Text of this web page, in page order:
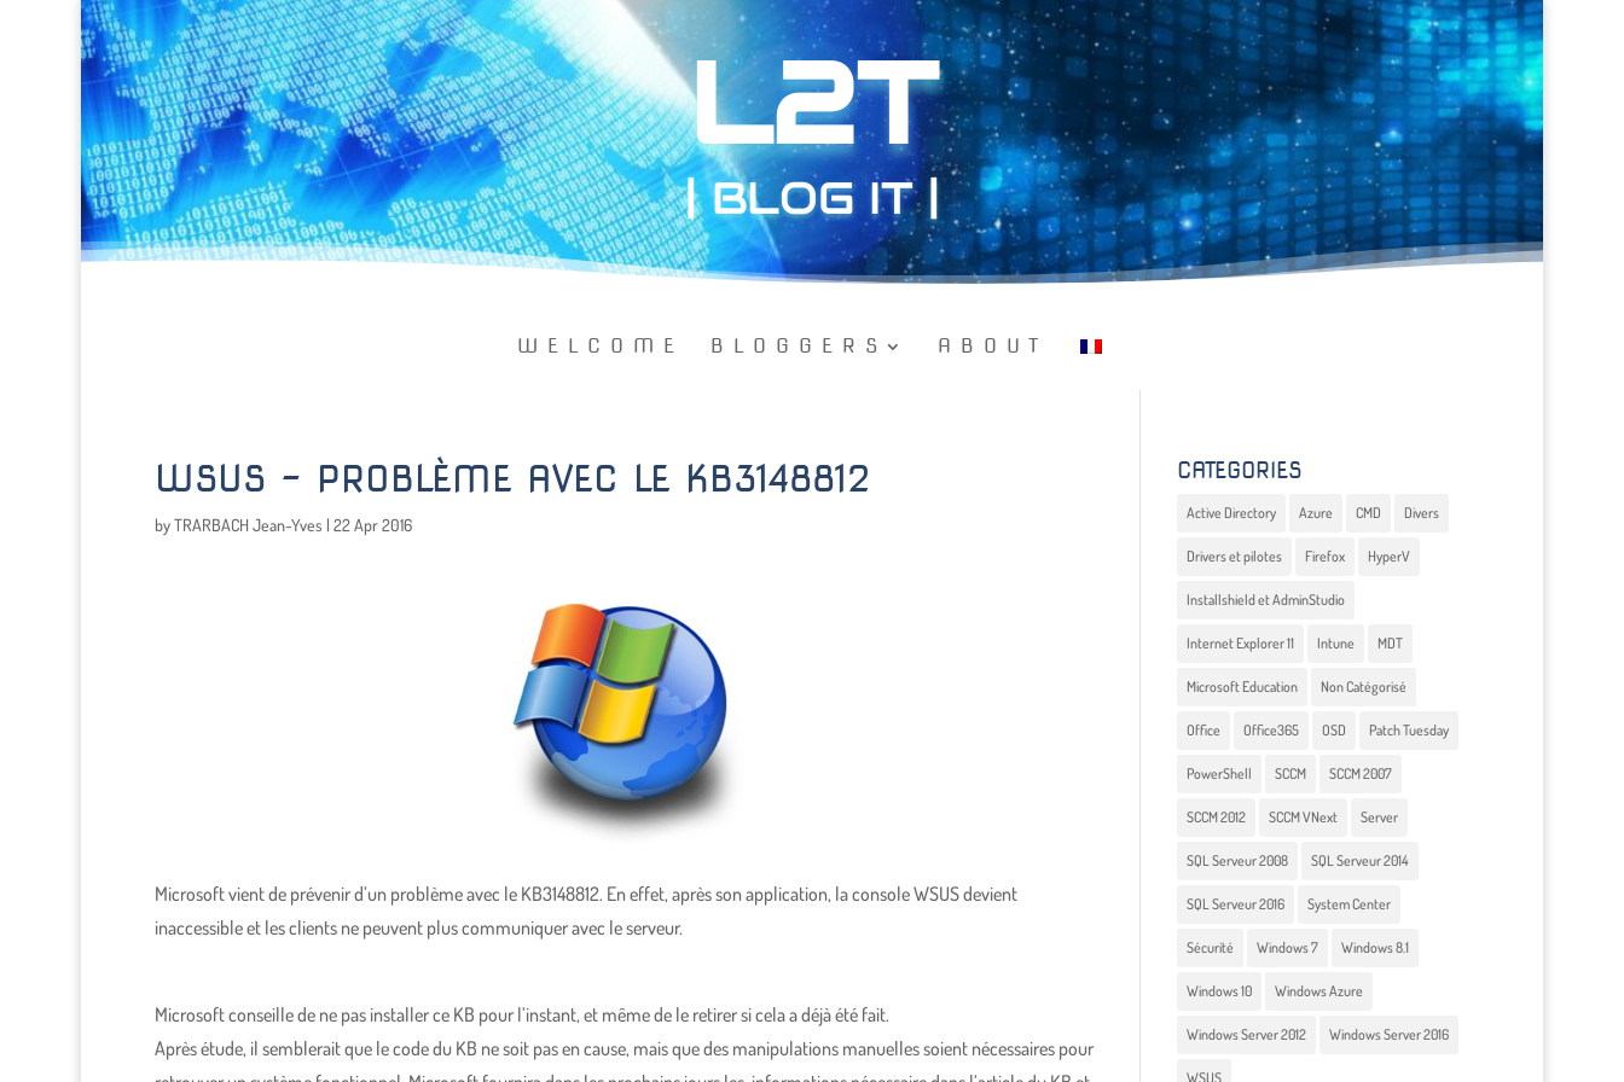
L2T
| BLOG IT |
WELCOME BLOGGERS ABOUT
WSUS – PROBLÈME AVEC LE KB3148812
byTRARBACH Jean-Yves | 22 Apr 2016
Microsoft vient de prévenir d’un problème avec le KB3148812. En effet, après son application, la console WSUS devient
inaccessible et les clients ne peuvent plus communiquer avec le serveur.
Microsoft conseille de ne pas installer ce KB pour l’instant, et même de le retirer si cela a déjà été fait.
Après étude, il semblerait que le code du KB ne soit pas en cause, mais que des manipulations manuelles soient nécessaires pour
CATEGORIES
Active Directory Azure CMD Divers
Drivers et pilotes Firefox HyperV
Installshield et AdminStudio
Internet Explorer 11 Intune MDT
Microsoft Education Non Catégorisé
Office Office365 OSD Patch Tuesday
PowerShell SCCM SCCM 2007
SCCM 2012 SCCM VNext Server
SQL Serveur 2008 SQL Serveur 2014
SQL Serveur 2016 System Center
Sécurité Windows 7 Windows 8.1
Windows 10 Windows Azure
Windows Server 2012 Windows Server 2016
WSUS